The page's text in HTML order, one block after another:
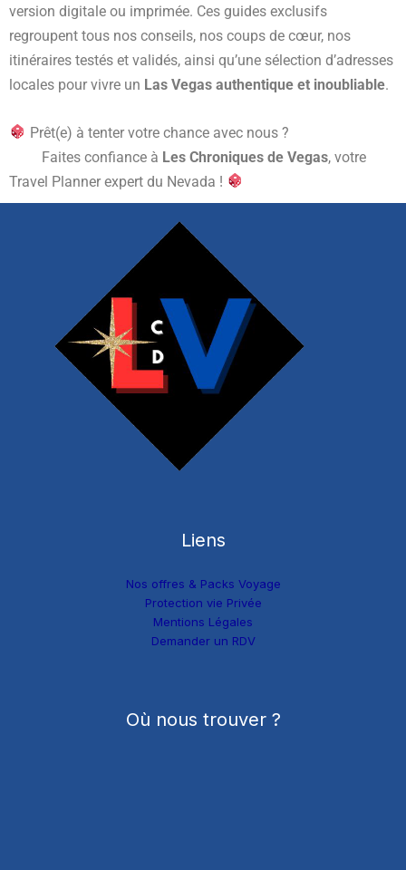
version digitale ou imprimée. Ces guides exclusifs
regroupent tous nos conseils, nos coups de cœur, nos
itinéraires testés et validés, ainsi qu’une sélection d’adresses
locales pour vivre un Las Vegas authentique et inoubliable.
Prêt(e) à tenter votre chance avec nous ?
Faites confiance à Les Chroniques de Vegas, votre
Travel Planner expert du Nevada !
Liens
Nos offres & Packs Voyage
Protection vie Privée
Mentions Légales
Demander un RDV
Où nous trouver ?